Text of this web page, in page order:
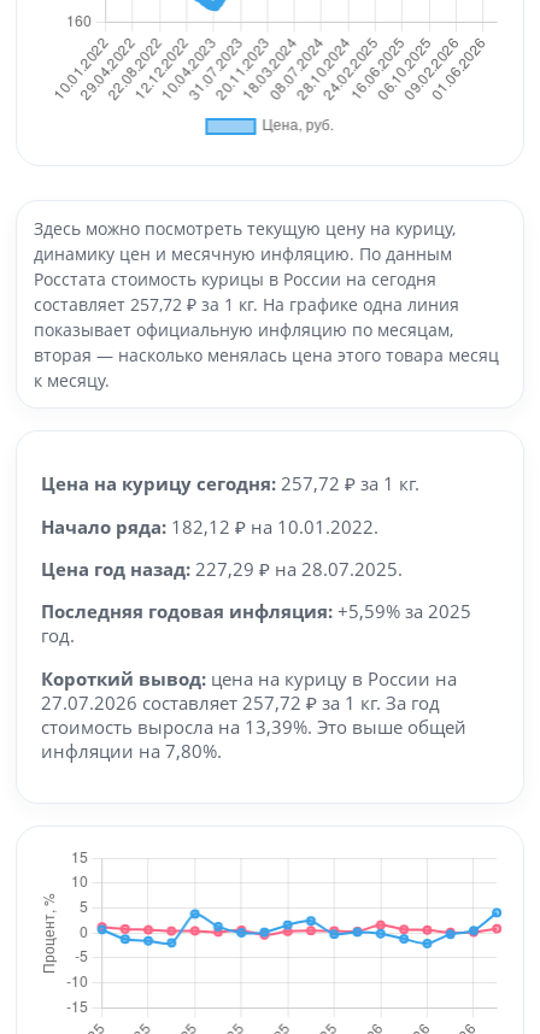
Здесь можно посмотреть текущую цену на курицу,
динамику цен и месячную инфляцию. По данным
Росстата стоимость курицы в России на сегодня
составляет 257,72 ₽ за 1 кг. На графике одна линия
показывает официальную инфляцию по месяцам,
вторая — насколько менялась цена этого товара месяц
к месяцу.
Цена на курицу сегодня: 257,72 ₽ за 1 кг.
Начало ряда: 182,12 ₽ на 10.01.2022.
Цена год назад: 227,29 ₽ на 28.07.2025.
Последняя годовая инфляция: +5,59% за 2025
год.
Короткий вывод: цена на курицу в России на
27.07.2026 составляет 257,72 ₽ за 1 кг. За год
стоимость выросла на 13,39%. Это выше общей
инфляции на 7,80%.